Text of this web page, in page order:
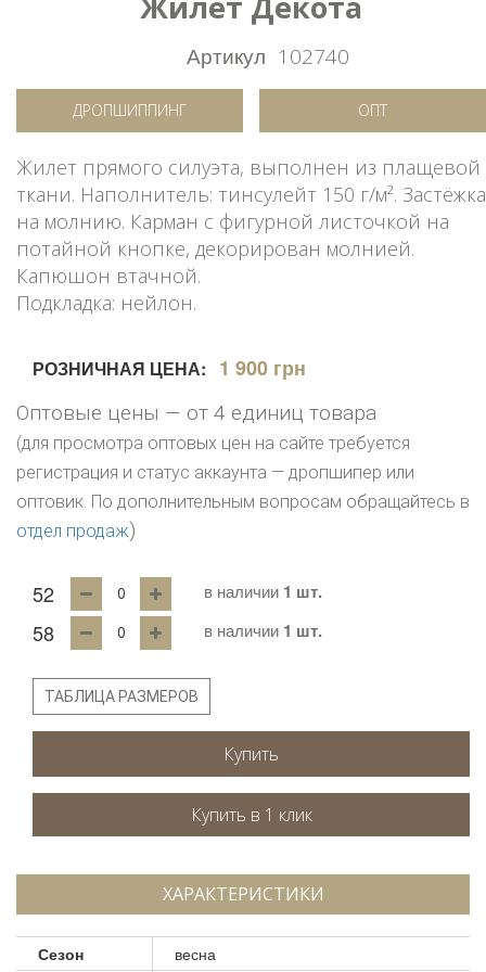
Артикул 102740
ДРОПШИППИНГ ОПТ
Жилет прямого силуэта, выполнен из плащевой
ткани. Наполнитель: тинсулейт 150 г/м². Застёжка
на молнию. Карман с фигурной листочкой на
потайной кнопке, декорирован молнией.
Капюшон втачной.
Подкладка: нейлон.
РОЗНИЧНАЯ ЦЕНА: 1 900 грн
Оптовые цены — от 4 единиц товара
(для просмотра оптовых цен на сайте требуется
регистрация и статус аккаунта — дропшипер или
оптовик. По дополнительным вопросам обращайтесь в
отдел продаж)
52 в наличии 1 шт.
58 в наличии 1 шт.
ТАБЛИЦА РАЗМЕРОВ
Купить
ХАРАКТЕРИСТИКИ
Сезон весна